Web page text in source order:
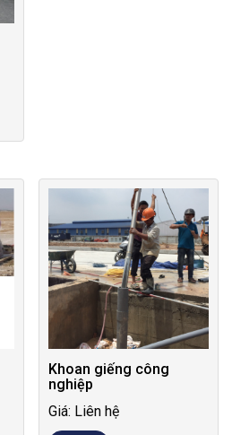
Khoan giếng công
nghiệp
Giá: Liên hệ